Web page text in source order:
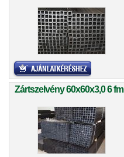
Zártszelvény 60x60x3,0 6 fm